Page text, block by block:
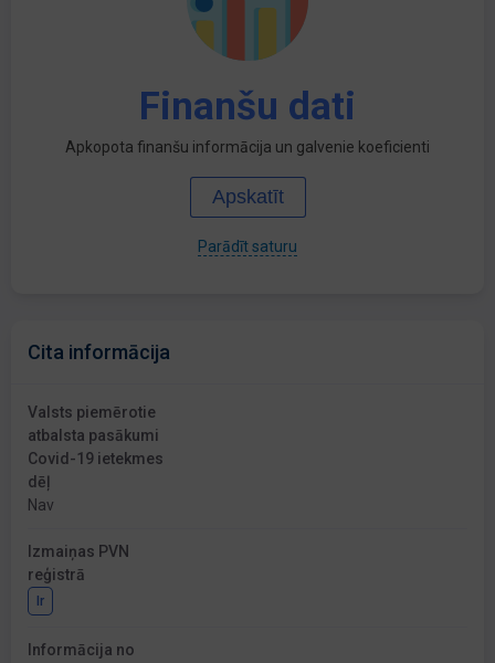
Finanšu dati
Apkopota finanšu informācija un galvenie koeficienti
Apskatīt
Parādīt saturu
Cita informācija
Valsts piemērotie
atbalsta pasākumi
Covid-19 ietekmes
dēļ
Nav
Izmaiņas PVN
reģistrā
Ir
Informācija no